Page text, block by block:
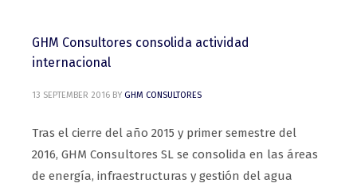
GHM Consultores consolida actividad
internacional
13 SEPTEMBER 2016 BY GHM CONSULTORES
Tras el cierre del año 2015 y primer semestre del
2016, GHM Consultores SL se consolida en las áreas
de energía, infraestructuras y gestión del agua